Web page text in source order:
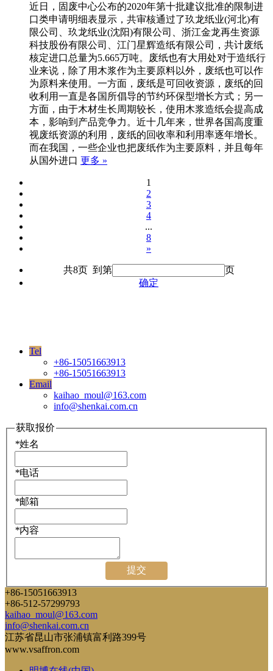
近日，固废中心公布的2020年第十批建议批准的限制进
口类申请明细表显示，共审核通过了玖龙纸业(河北)有
限公司、玖龙纸业(沈阳)有限公司、浙江金龙再生资源
科技股份有限公司、江门星辉造纸有限公司，共计废纸
核定进口总量为5.665万吨。废纸也有大用处对于造纸行
业来说，除了用木浆作为主要原料以外，废纸也可以作
为原料来使用。一方面，废纸是可回收资源，废纸的回
收利用一直是各国所倡导的节约环保型增长方式；另一
方面，由于木材生长周期较长，使用木浆造纸会提高成
本，影响到产品竞争力。近十几年来，世界各国高度重
视废纸资源的利用，废纸的回收率和利用率逐年增长。
而在我国，一些企业也把废纸作为主要原料，并且每年
从国外进口 更多 »
1
2
3
4
...
8
»
共8页 到第
页
确定
Tel
+86-15051663913
+86-15051663913
Email
kaihao_moul@163.com
info@shenkai.com.cn
获取报价
*姓名
*电话
*邮箱
*内容
提交
+86-15051663913
+86-512-57299793
kaihao_moul@163.com
info@shenkai.com.cn
江苏省昆山市张浦镇富利路399号
www.vsaffron.com